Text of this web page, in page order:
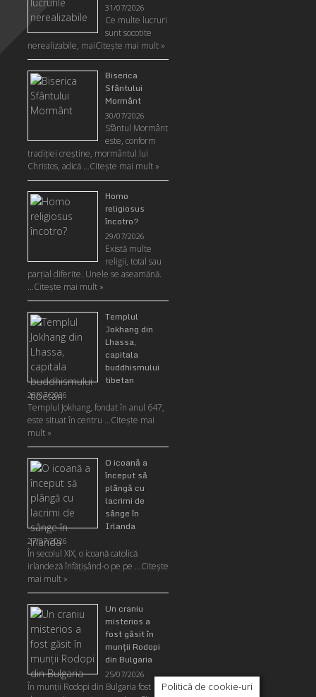
31/07/2026
Ce multe lucruri
sunt socotite
nerealizabile, maiCiteşte mai mult »
Biserica
Sfântului
Mormânt
30/07/2026
Sfântul Mormânt
este, conform
tradiţiei creştine, mormântul lui
Christos, adică …Citeşte mai mult »
Homo
religiosus
încotro?
29/07/2026
Există multe
religii, total sau
parţial diferite. Unele se aseamănă.
…Citeşte mai mult »
Templul
Jokhang din
Lhassa,
capitala
buddhismului
tibetan
28/07/2026
Templul Jokhang, fondat în anul 647,
este situat în centru …Citeşte mai
mult »
O icoană a
început să
plângă cu
lacrimi de
sânge în
Irlanda
27/07/2026
În secolul XIX, o icoană catolică
irlandeză înfățișând-o pe pe …Citeşte
mai mult »
Un craniu
misterios a
fost găsit în
munţii Rodopi
din Bulgaria
25/07/2026
În munţii Rodopi din Bulgaria fost
Politică de cookie-uri